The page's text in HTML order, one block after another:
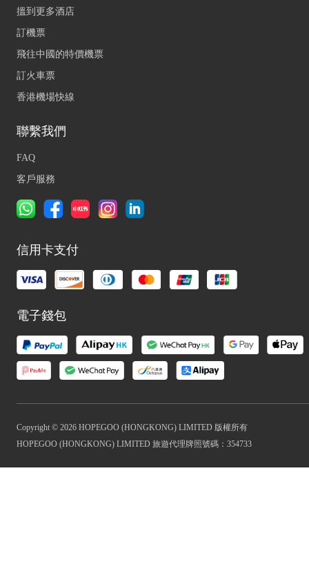
搵到更多酒店
訂機票
飛往中國的特價機票
訂火車票
香港機場快線
聯繫我們
FAQ
客戶服務
信用卡支付
電子錢包
Copyright © 2026 HOPEGOO (HONGKONG) LIMITED 版權所有
HOPEGOO (HONGKONG) LIMITED 旅遊代理牌照號碼：354733